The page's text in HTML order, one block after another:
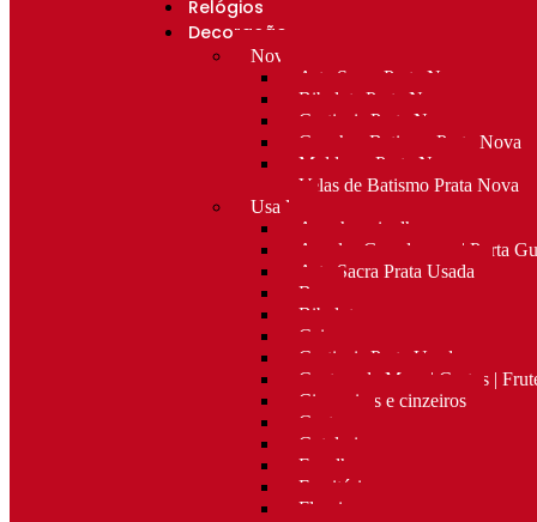
Relógios
Decoração
Novo
Arte Sacra Prata Nova
Bibelots Prata Nova
Castiçais Prata Nova
Conchas Batismo Prata Nova
Molduras Prata Nova
Velas de Batismo Prata Nova
Usado
Apanha migalhas
Argolas Guardanapo | Porta
Arte Sacra Prata Usada
Bar
Bibelots
Caixas
Castiçais Prata Usada
Centros de Mesa | Cestos |
Cigarreiras e cinzeiros
Costura
Cutelaria
Espelhos
Escritório
Floreiras